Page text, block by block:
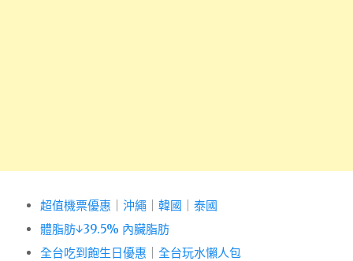
超值機票優惠 沖繩 韓國
泰國
體脂肪↓39.5% 內臟脂肪
全台吃到飽生日優惠
全台玩水懶人包